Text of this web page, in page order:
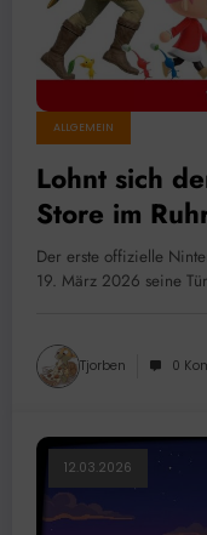
ALLGEMEIN
Lohnt sich
Store im
Der erste offizielle
19. März 2026 seine
Tjorben 0
12.03.2026